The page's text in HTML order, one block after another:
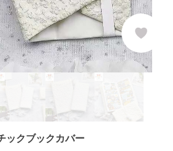
ックブックカバー